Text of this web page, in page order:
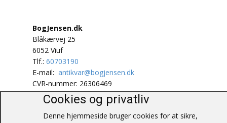
Naturen
Oldtidskundskab
Ordbøger
Øvrige
BogJensen.dk
Blåkærvej 25
6052 Viuf
Tlf.: 60703190
E-mail: antikvar@bogjensen.dk
CVR-nummer: 26306469
© BogJensen.dk – Alle rettigheder
forbeholdes.
Cookies og privatliv
Denne hjemmeside bruger cookies for at sikre,